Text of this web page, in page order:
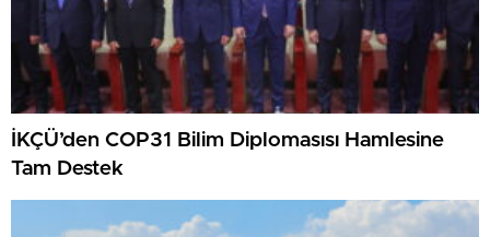
İKÇÜ’den COP31 Bilim Diplomasısı Hamlesine
Tam Destek